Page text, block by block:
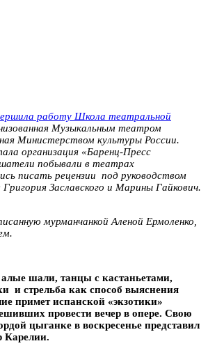
работу Школа театральной
Музыкальным театром
Министерством культуры России.
организация «Баренц-Пресс
побывали в театрах
писать рецензии под руководством
Григория Заславского и Марины Гайкович.
мурманчанкой Аленой Ермоленко,
шали, танцы с кастаньетами,
и стрельба как способ выяснения
примет испанской «экзотики»
провести вечер в опере. Свою
цыганке в воскресенье представил
Карелии.